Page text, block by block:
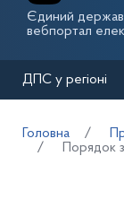
Єдиний
вебпортал
ДПС у регіоні
Головна
Порядок